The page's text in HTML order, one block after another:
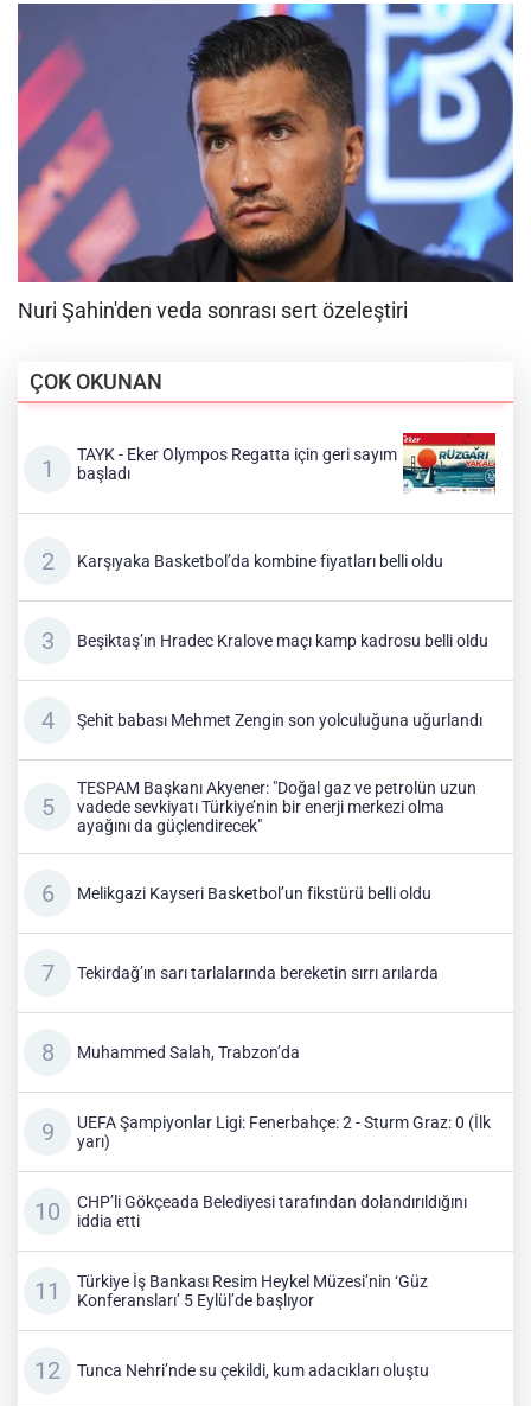
ÇOK OKUNAN
TAYK - Eker Olympos Regatta için geri sayım
başladı
Karşıyaka Basketbol’da kombine fiyatları belli oldu
Beşiktaş’ın Hradec Kralove maçı kamp kadrosu belli oldu
Şehit babası Mehmet Zengin son yolculuğuna uğurlandı
TESPAM Başkanı Akyener: "Doğal gaz ve petrolün uzun
vadede sevkiyatı Türkiye’nin bir enerji merkezi olma
ayağını da güçlendirecek"
Melikgazi Kayseri Basketbol’un fikstürü belli oldu
Tekirdağ’ın sarı tarlalarında bereketin sırrı arılarda
Muhammed Salah, Trabzon’da
UEFA Şampiyonlar Ligi: Fenerbahçe: 2 - Sturm Graz: 0 (İlk
yarı)
CHP’li Gökçeada Belediyesi tarafından dolandırıldığını
iddia etti
Türkiye İş Bankası Resim Heykel Müzesi’nin ‘Güz
Konferansları’ 5 Eylül’de başlıyor
Tunca Nehri’nde su çekildi, kum adacıkları oluştu